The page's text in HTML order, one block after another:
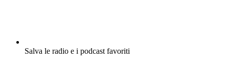
Salva le radio e i podcast favoriti